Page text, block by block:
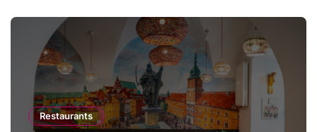
Restaurants